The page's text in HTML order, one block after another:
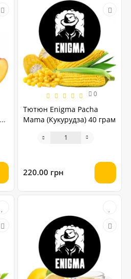
0
Тютюн Enigma Pacha
Mama (Кукурудза) 40 грам
220.00 грн